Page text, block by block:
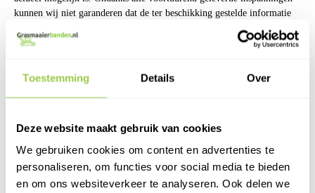
Toestemming Details Over
Deze website maakt gebruik van cookies
We gebruiken cookies om content en advertenties te
personaliseren, om functies voor social media te bieden
en om ons websiteverkeer te analyseren. Ook delen we
kunnen wij niet garanderen dat de ter beschikking gestelde informatie
volledig, juist, nauwkeurig of bijgewerkt is. Als de op (of via) de site
verstrekte informatie tekortkomingen vertoont, zullen wij de grootst
Wij kunnen niet aansprakelijk worden gesteld voor rechtstreekse of
indirecte schade die ontstaat uit het gebruik van de site of van de op of
via de site ter beschikking gestelde informatie..
Intellectuele eigendommen
persoonlijk gebruik te downloaden en te reproduceren, mits u de bron
vermeldt, overeenkomstig de bepalingen van de wetten op het
auteursrecht en andere rechten. Voor de reproductie of het gebruik van